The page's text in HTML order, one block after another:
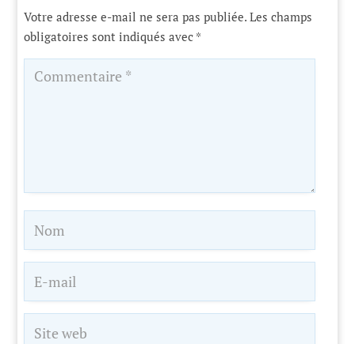
Votre adresse e-mail ne sera pas publiée. Les champs
obligatoires sont indiqués avec *